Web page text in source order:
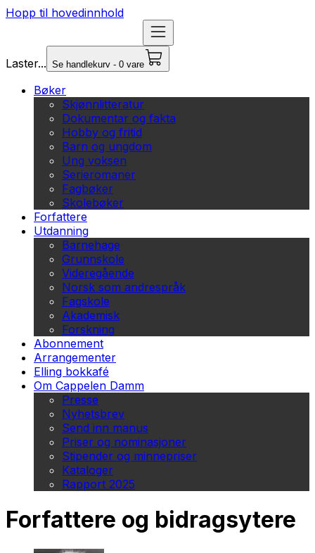
Hopp til hovedinnhold
Laster... Se handlekurv - 0 vare
Bøker
Skjønnlitteratur
Dokumentar og fakta
Hobby og fritid
Barn og ungdom
Ung voksen
Serieromaner
Fagbøker
Skolebøker
Forfattere
Utdanning
Barnehage
Grunnskole
Videregående
Norsk som andrespråk
Fagskole
Akademisk
Forskning
Abonnement
Arrangementer
Elling bokkafé
Om Cappelen Damm
Presse
Nyhetsbrev
Send inn manus
Priser og nominasjoner
Stipender og minnepriser
Kataloger
Rapport 2025
Forfattere og bidragsytere